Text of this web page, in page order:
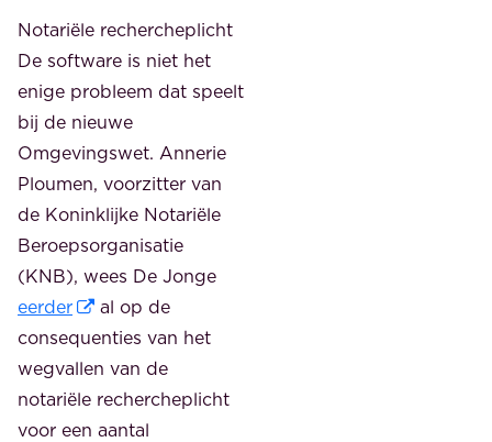
Notariële rechercheplicht
De software is niet het
enige probleem dat speelt
bij de nieuwe
Omgevingswet. Annerie
Ploumen, voorzitter van
de Koninklijke Notariële
Beroepsorganisatie
(KNB), wees De Jonge
eerder
al op de
consequenties van het
wegvallen van de
notariële rechercheplicht
voor een aantal